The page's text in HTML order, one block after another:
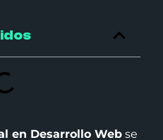
en Desarrollo Web se